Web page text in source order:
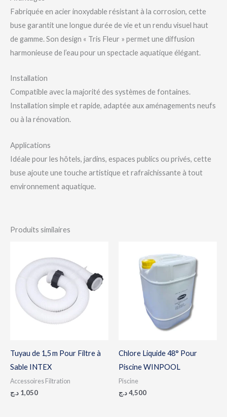
Fabriquée en acier inoxydable résistant à la corrosion, cette
buse garantit une longue durée de vie et un rendu visuel haut
de gamme. Son design « Tris Fleur » permet une diffusion
harmonieuse de l’eau pour un spectacle aquatique élégant.
Installation
Compatible avec la majorité des systèmes de fontaines.
Installation simple et rapide, adaptée aux aménagements neufs
ou à la rénovation.
Applications
Idéale pour les hôtels, jardins, espaces publics ou privés, cette
buse ajoute une touche artistique et rafraîchissante à tout
environnement aquatique.
Produits similaires
Tuyau de 1,5 m Pour Filtre à
Sable INTEX
Accessoires Filtration
1,050 د.ج
Chlore Liquide 48° Pour
Piscine WINPOOL
Piscine
4,500د.ج